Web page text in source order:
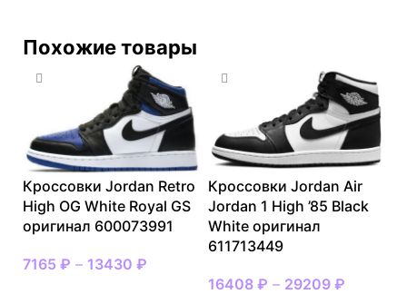
Похожие товары
Кроссовки Jordan Retro
High OG White Royal GS
оригинал 600073991
7165 ₽ – 13430 ₽
Кроссовки Jordan Air
Jordan 1 High ’85 Black
White оригинал
611713449
16408 ₽ – 29209 ₽